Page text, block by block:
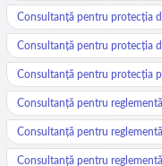
Consultanță pentru protecția
Consultanță pentru protecția
Consultanță pentru protecția
Consultanță pentru
Consultanță pentru
Consultanță pentru